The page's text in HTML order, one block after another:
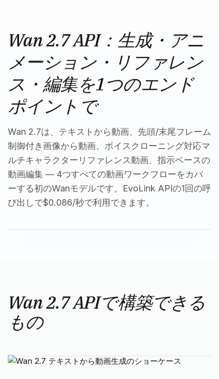
Wan 2.7 API：生成・アニ
メーション・リファレン
ス・編集を1つのエンド
ポイントで
Wan 2.7は、テキストから動画、先頭/末尾フレーム
制御付き画像から動画、ボイスクローニング対応マ
ルチキャラクターリファレンス動画、指示ベースの
動画編集 — 4つすべての動画ワークフローをカバ
ーする初のWanモデルです。EvoLink APIの1回の呼
び出しで$0.086/秒で利用できます。
Wan 2.7 APIで構築できる
もの